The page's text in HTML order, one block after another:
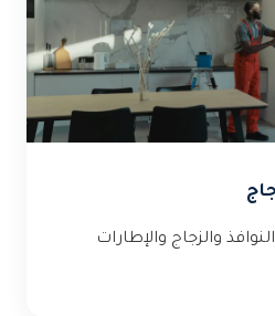
والزجاج والإطارات